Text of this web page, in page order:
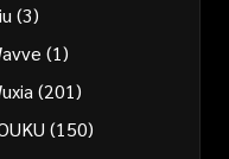
(3)
(1)
(201)
(150)